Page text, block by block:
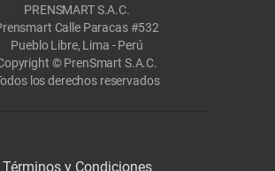
PRENSMART S.A.C.
Calle Paracas #532
Pueblo Libre, Lima - Perú
© PrenSmart S.A.C.
los derechos reservados
Términos y Condiciones